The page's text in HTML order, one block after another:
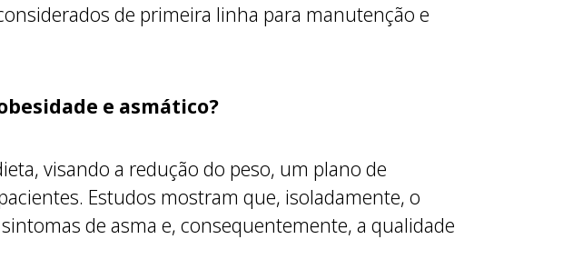
de primeira linha para manutenção e
e asmático?
visando a redução do peso, um plano de
Estudos mostram que, isoladamente, o
de asma e, consequentemente, a qualidade